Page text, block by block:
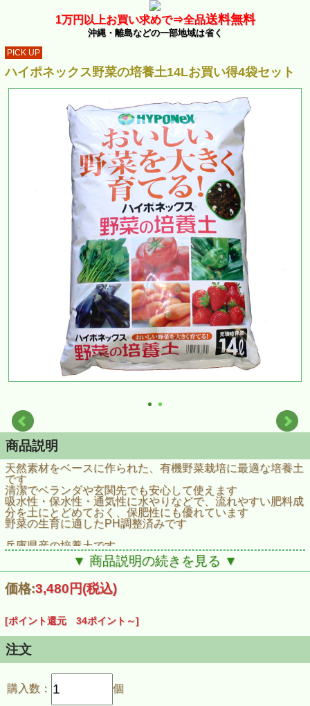
1万円以上お買い求めで⇒全品送料無料
沖縄・離島などの一部地域は省く
PICK UP
ハイポネックス野菜の培養土14Lお買い得4袋セット
商品説明
天然素材をベースに作られた、有機野菜栽培に最適な培養土
です
清潔でベランダや玄関先でも安心して使えます
吸水性・保水性・通気性に水やりなどで、流れやすい肥料成
分を土にとどめておく、保肥性にも優れています
野菜の生育に適したPH調整済みです
兵庫県産の培養土です
ココピート、赤土、赤玉土、ココチップ、軽石
▼ 商品説明の続きを見る ▼
価格:3,480円(税込)
[ポイント還元 34ポイント～]
注文
購入数： 個